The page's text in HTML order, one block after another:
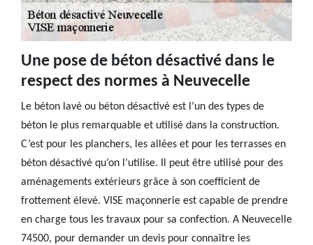
Une pose de béton désactivé dans le
respect des normes à Neuvecelle
Le béton lavé ou béton désactivé est l’un des types de
béton le plus remarquable et utilisé dans la construction.
C’est pour les planchers, les allées et pour les terrasses en
béton désactivé qu’on l’utilise. Il peut être utilisé pour des
aménagements extérieurs grâce à son coefficient de
frottement élevé. VISE maçonnerie est capable de prendre
en charge tous les travaux pour sa confection. A Neuvecelle
74500, pour demander un devis pour connaître les